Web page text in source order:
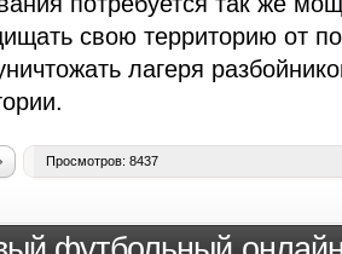
свою территорию от
лагеря
Просмотров: 8437